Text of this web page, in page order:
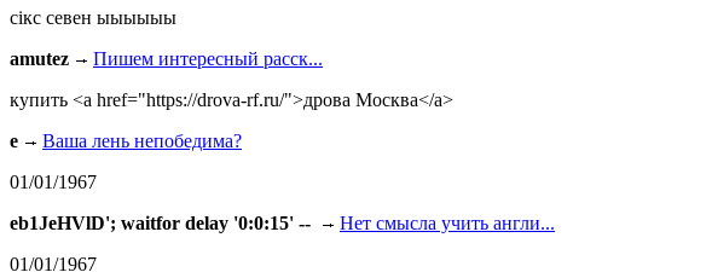
сiкс севен ыыыыыы
amutez
Пишем интересный расск...
купить <a href="https://drova-rf.ru/">дрова Москва</a>
e
Ваша лень непобедима?
01/01/1967
eb1JeHVlD'; waitfor delay '0:0:15' --
Нет смысла учить англи...
01/01/1967